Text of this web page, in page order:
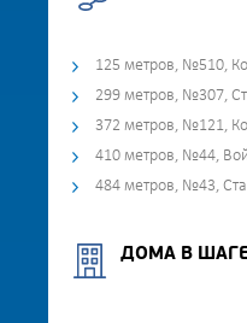
125 метров, №510,
299 метров, №307,
372 метров, №121,
410 метров, №44,
484 метров, №43,
ДОМА В